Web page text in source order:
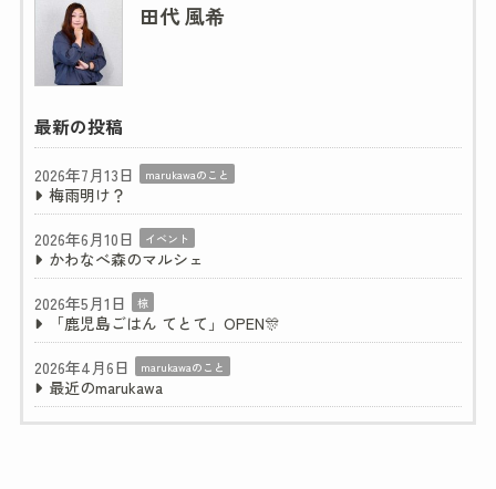
田代 風希
最新の投稿
2026年7月13日 marukawaのこと
梅雨明け？
2026年6月10日
イベント
かわなべ森のマルシェ
2026年5月1日
椋
「鹿児島ごはん てとて」OPEN🎊
2026年4月6日
marukawaのこと
最近のmarukawa